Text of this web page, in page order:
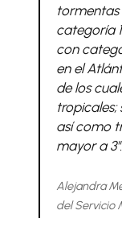
tormentas
categoría
con
en el
de los
tropicales;
así como
mayor a 3".
Alejandra
del Servicio